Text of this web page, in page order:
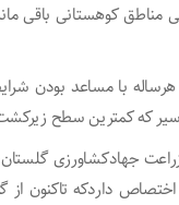
مناطق کوهستانی باقی
با مساعد بودن
که کمترین سطح زیرکشت
جهادکشاورزی